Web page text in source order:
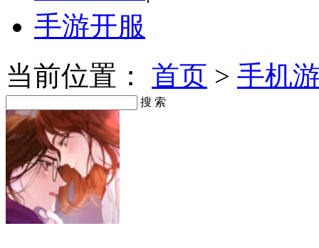
手游开服
当前位置： 首页 > 手机
搜 索